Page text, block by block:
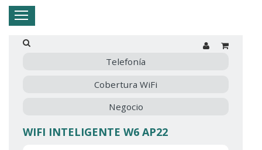
Hogar
Telefonía
Cobertura WiFi
Negocio
WIFI INTELIGENTE W6 AP22